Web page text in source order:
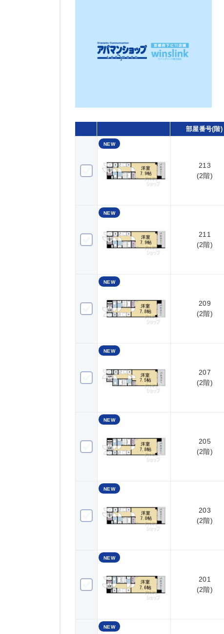
部屋番号(階)
213(2階)
NEW
213
(2階)
211(2階)
NEW
211
(2階)
209(2階)
NEW
209
(2階)
207(2階)
NEW
207
(2階)
205(2階)
NEW
205
(2階)
203(2階)
NEW
203
(2階)
201(2階)
NEW
201
(2階)
NEW